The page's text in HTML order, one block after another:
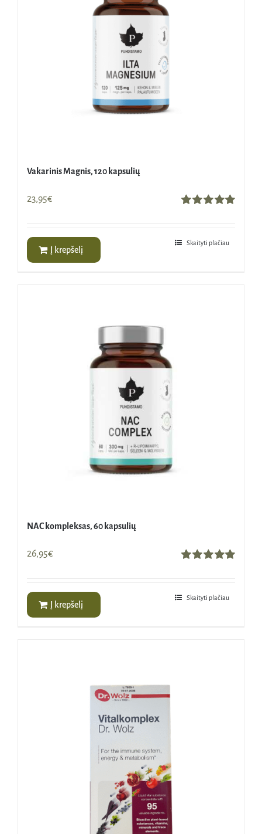
Vakarinis Magnis, 120 kapsulių
23,95€
Į krepšelį
Skaityti plačiau
NAC kompleksas, 60 kapsulių
26,95€
Į krepšelį
Skaityti plačiau